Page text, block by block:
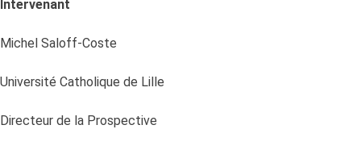
Intervenant
Michel Saloff-Coste
Université Catholique de Lille
Directeur de la Prospective